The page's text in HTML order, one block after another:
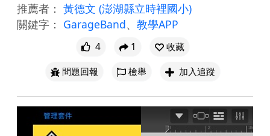
推薦者： 黃德文 (澎湖縣立時裡國小)
關鍵字： GarageBand、 教學APP
4 1
收藏
問題回報
檢舉 加入追蹤